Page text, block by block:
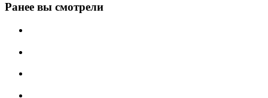
Ранее вы смотрели